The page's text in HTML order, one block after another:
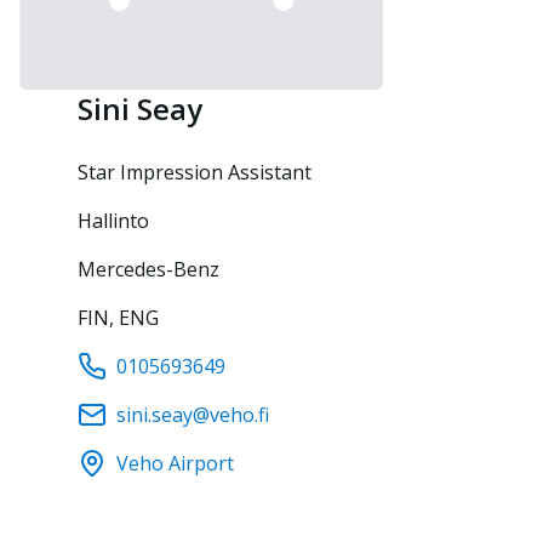
Sini Seay
Star Impression Assistant
Hallinto
Mercedes-Benz
FIN, ENG
0105693649
sini.seay@veho.fi
Veho Airport